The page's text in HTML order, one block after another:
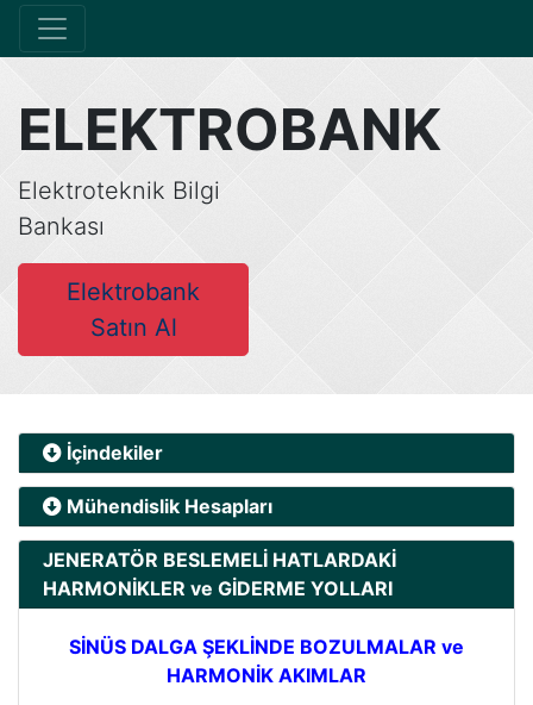
ELEKTROBANK
Elektroteknik Bilgi
Bankası
Elektrobank
Satın Al
İçindekiler
Mühendislik Hesapları
JENERATÖR BESLEMELİ HATLARDAKİ
HARMONİKLER ve GİDERME YOLLARI
SİNÜS DALGA ŞEKLİNDE BOZULMALAR ve
HARMONİK AKIMLAR